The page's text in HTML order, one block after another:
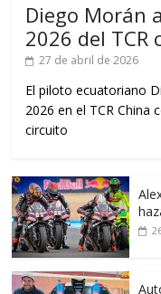
Diego Morán
2026 del TCR
27 de abril de 2026
El piloto ecuatoriano
2026 en el TCR China
circuito